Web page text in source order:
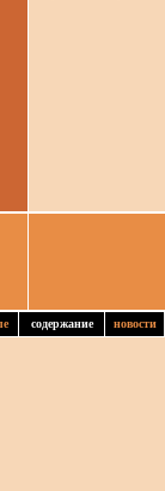
содержание новости